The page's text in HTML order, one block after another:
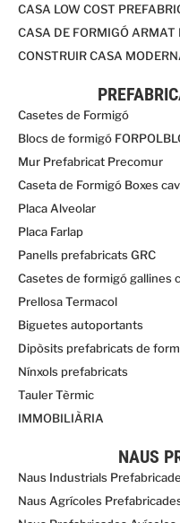
CASA LOW COST
CASA DE FORMIGÓ ARMAT
CONSTRUIR CASA
Casetes de Formigó
Blocs de formigó
Mur Prefabricat Precomur
Caseta de Formigó Boxes
Placa Alveolar
Placa Farlap
Panells prefabricats GRC
Casetes de formigó gallines
Prellosa Termacol
Biguetes autoportants
Dipòsits prefabricats de
Nínxols prefabricats
Tauler Tèrmic
IMMOBILIÀRIA
NAUS
Naus Industrials
Naus Agrícoles